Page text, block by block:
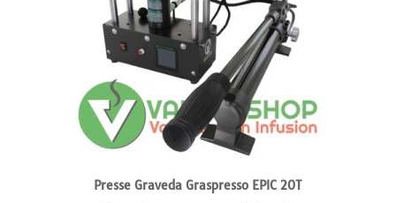
Presse Graveda Graspresso EPIC 20T